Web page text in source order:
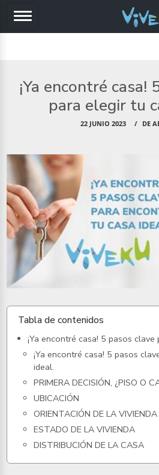
¡Ya encontré casa!
para elegir tu
22 JUNIO 2023 DE
Tabla de contenidos
¡Ya encontré casa! 5 pasos
¡Ya encontré casa! 5 pasos
ideal.
PRIMERA DECISIÓN, ¿PISO O
UBICACIÓN
ORIENTACIÓN DE LA VIVIENDA
ESTADO DE LA VIVIENDA
DISTRIBUCIÓN DE LA CASA